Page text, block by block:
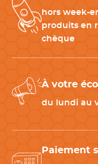
-Couteau de
Planche à
Ces équipements
CARACTÉRISTIQUES
Matériau
hors week-
produits en
chèque
À votre
du lundi au
Paiement